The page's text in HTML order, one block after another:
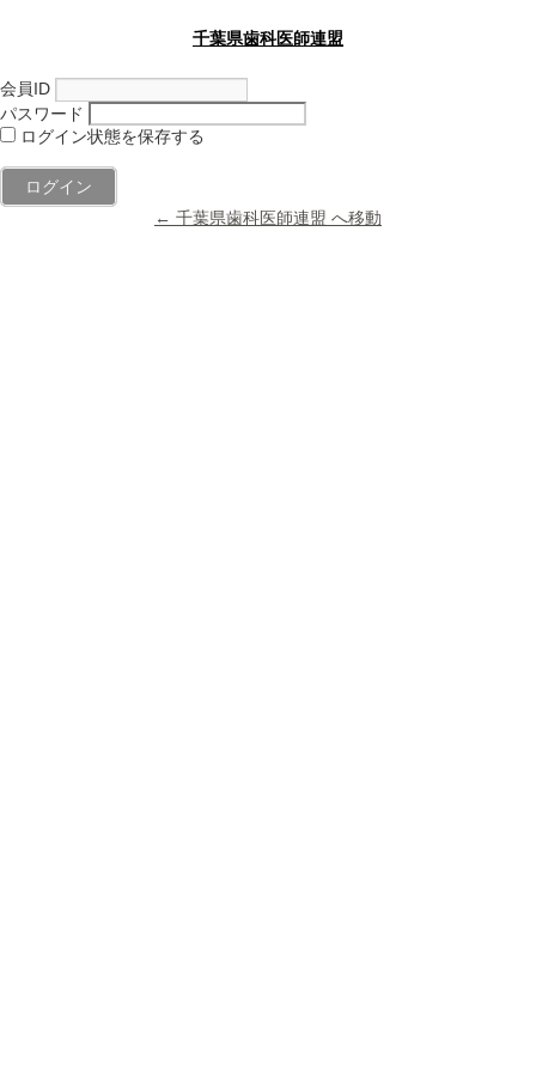
千葉県歯科医師連盟
会員ID
パスワード
ログイン状態を保存する
← 千葉県歯科医師連盟 へ移動